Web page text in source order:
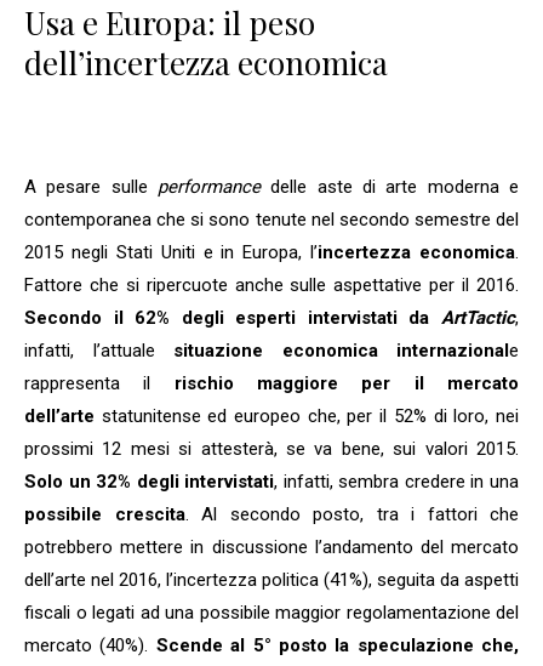
Usa e Europa: il peso
dell’incertezza economica
A pesare sulle performancedelle aste di arte moderna e
contemporanea che si sono tenute nel secondo semestre del
2015 negli Stati Uniti e in Europa, l’incertezza economica.
Fattore che si ripercuote anche sulle aspettative per il 2016.
Secondo il 62% degli esperti intervistati da ArtTactic,
infatti, l’attuale situazione economica internazional e
rappresenta il rischio maggiore per il mercato
dell’arte statunitense ed europeo che, per il 52% di loro, nei
prossimi 12 mesi si attesterà, se va bene, sui valori 2015.
Solo un 32% degli intervistati, infatti, sembra credere in una
possibile crescita. Al secondo posto, tra i fattori che
potrebbero mettere in discussione l’andamento del mercato
dell’arte nel 2016, l’incertezza politica (41%), seguita da aspetti
fiscali o legati ad una possibile maggior regolamentazione del
mercato (40%). Scende al 5° posto la speculazione che,